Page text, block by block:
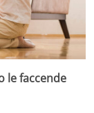
le faccende